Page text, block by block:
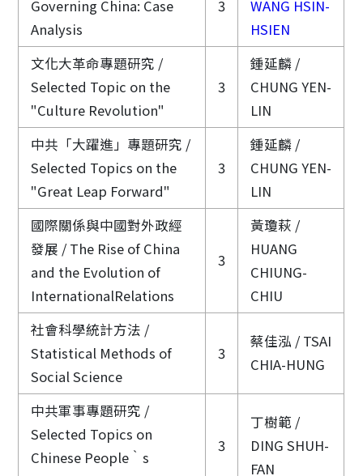
Governing China: Case
Analysis
3
WANG HSIN-
HSIEN
文化大革命專題研究 /
Selected Topic on the
"Culture Revolution"
3
鍾延麟 /
CHUNG YEN-
LIN
中共「大躍進」專題研究 /
Selected Topics on the
"Great Leap Forward"
3
鍾延麟 /
CHUNG YEN-
LIN
國際關係與中國對外政經
發展 / The Rise of China
and the Evolution of
InternationalRelations
3
黃瓊萩 /
HUANG
CHIUNG-
CHIU
社會科學統計方法 /
Statistical Methods of
Social Science
3
蔡佳泓 / TSAI
CHIA-HUNG
中共軍事專題研究 /
Selected Topics on
Chinese People‵s
3
丁樹範 /
DING SHUH-
FAN